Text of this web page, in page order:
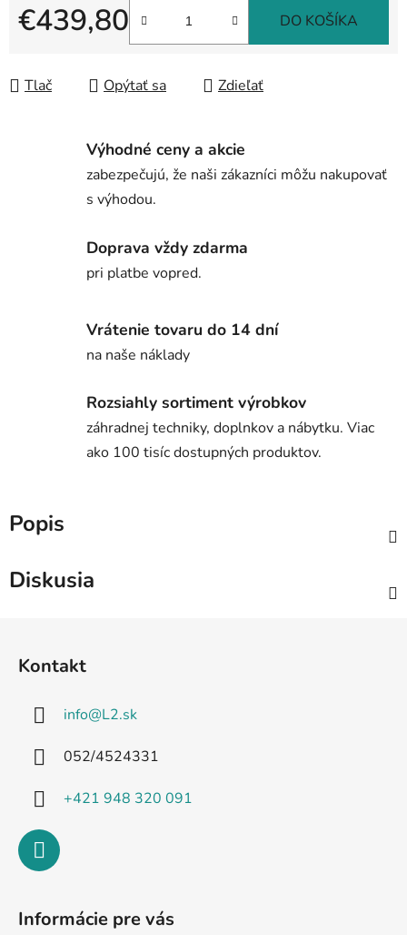
€439,80 DO KOŠÍKA
Tlač Opýtať sa Zdieľať
Výhodné ceny a akcie
zabezpečujú, že naši zákazníci môžu nakupovať
s výhodou.
Doprava vždy zdarma
pri platbe vopred.
Vrátenie tovaru do 14 dní
na naše náklady
Rozsiahly sortiment výrobkov
záhradnej techniky, doplnkov a nábytku. Viac
ako 100 tisíc dostupných produktov.
Popis
Diskusia
Kontakt
info@L2.sk
052/4524331
+421 948 320 091
Informácie pre vás